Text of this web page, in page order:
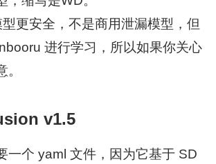
更安全，不是商用泄漏模型，但
进行学习，所以如果你关心
v1.5
一个 yaml 文件，因为它基于 SD